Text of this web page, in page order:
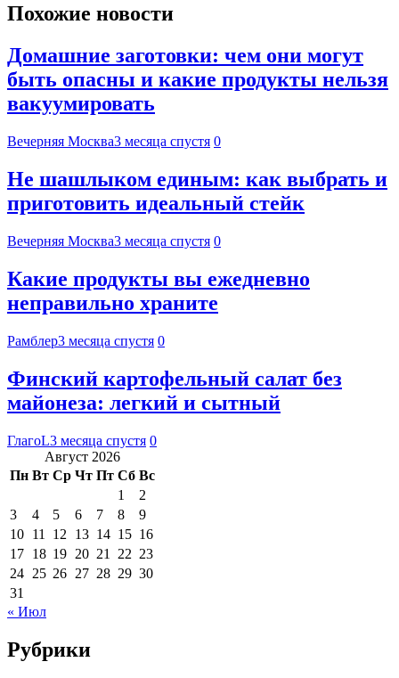
Похожие новости
Домашние заготовки: чем они могут
быть опасны и какие продукты нельзя
вакуумировать
Вечерняя Москва3 месяца спустя 0
Не шашлыком единым: как выбрать и
приготовить идеальный стейк
Вечерняя Москва3 месяца спустя 0
Какие продукты вы ежедневно
неправильно храните
Рамблер3 месяца спустя 0
Финский картофельный салат без
майонеза: легкий и сытный
ГлагоL3 месяца спустя 0
Август 2026
Пн Вт Ср Чт Пт Сб Вс
1
2
3
4 5 6 7 8
9
10 11 12 13 14 15 16
17 18 19 20 21 22 23
24 25 26 27 28 29 30
31
« Июл
Рубрики